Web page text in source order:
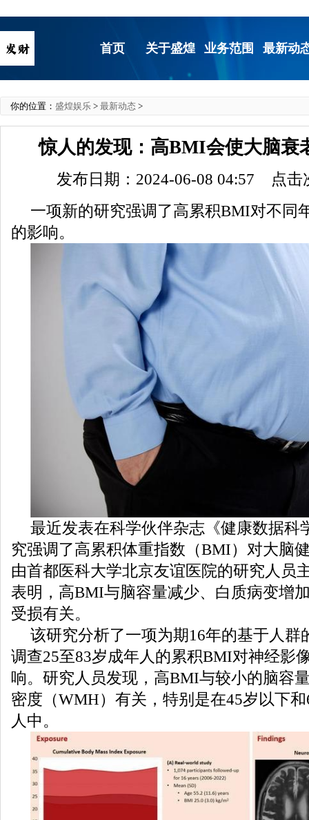
首页 关于盛煌 业务范围 最新动
你的位置： 盛煌娱乐 > 最新动态 >
惊人的发现：高BMI会使大脑衰
发布日期：2024-06-08 04:57 点击
一项新的研究强调了高累积BMI对不同
的影响。
最近发表在科学伙伴杂志《健康数据科
究强调了高累积体重指数（BMI）对大脑
由首都医科大学北京友谊医院的研究人员
表明，高BMI与脑容量减少、白质病变增
受损有关。
该研究分析了一项为期16年的基于人群
调查25至83岁成年人的累积BMI对神经影
响。研究人员发现，高BMI与较小的脑容
密度（WMH）有关，特别是在45岁以下
人中。